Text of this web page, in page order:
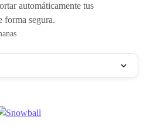
automáticamente tus
forma segura.